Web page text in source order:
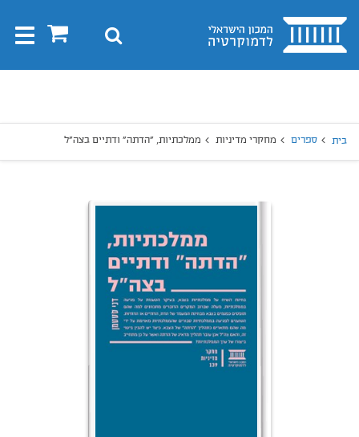
בית 0 חיפוש
בית ספרים מחקרי מדיניות ממלכתיות, "הדתה" ודתיים בצה"ל